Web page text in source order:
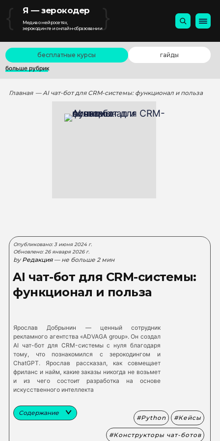
{ Я — зерокодер
Медиа о нейросетях,
зерокодинге и онлайн-образовании}
бесплатные курсы
гайды
больше рубрик
Главная — AI чат-бот для CRM-системы: функционал и польза
Опубликовано: 3 июня 2024 г.
Обновлено: 26 января 2026 г.
by Редакция — не больше 2 мин
AI чат-бот для CRM-системы:
функционал и польза
Ярослав Добрынин — ценный сотрудник
рекламного агентства «ADVAGA group». Он создал
AI чат-бот для CRM-системы с нуля благодаря
тому, что познакомился с зерокодингом и
ChatGPT. Ярослав рассказал, как совмещает
фриланс и найм, какие заказы никогда не возьмет
и из чего состоит разработка на основе
искусственного интеллекта
Содержание
Python Кейсы
Конструкторы чат-ботов